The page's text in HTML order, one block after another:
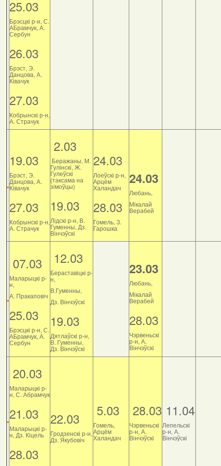
25.03
Брэсцкі р-н, С.
АБрамчук, А.
Сербун
26.03
Брэст, Э.
Данцова, А.
Ківачук
27.03
Кобрынскі р-н,
А. Страчук
19.03
Брэст, Э.
Данцова, А.
Ківачук
27.03
Кобрынскі р-н,
А. Страчук
2.03
Беражаны, М.
Гулінскі, Ж.
Гулеўскі
(таксама на
зімоўцы)
19.03
Лідскі р-н, В.
Гуменны, Дз.
Вінчэўскі
24.03
Лоеўскі р-н,
Арцём
Халандач
28.03
Гомель, З.
Гарошка
24.03
Любань,
Мікалай
Верабей
07.03
Маларыцкі р-
н,
А. Пракаповіч
25.03
Брэсцкі р-н, С.
АБрамчук, А.
Сербун
12.03
Бераставіцкі р-
н,
В.Гуменны,
Дз. Вінчэўскі
19.03
Дятлаўскі р-н,
В. Гуменны,
Дз. Вінчэўскі
23.03
Любань,
Мікалай
Верабей
28.03
Чэрвеньскі
р-н, А.
Вінчэўскі
20.03
Маларыцкі р-
н, С. Абрамчук
21.03
Маларыцкі р-
н, Дз. Кіцель
28.03
22.03
Гродзенскі р-н,
Дз. Якубовіч
5.03
Гомель,
Арцём
Халандач
28.03
Чэрвеньскі
р-н, А.
Вінчэўскі
11.04
Лепельскі
р-н, А.
Вінчэўскі